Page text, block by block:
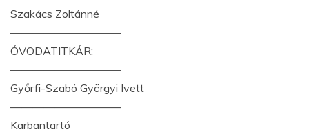
Szakács Zoltánné
——————————
ÓVODATITKÁR:
——————————
Győrfi-Szabó Györgyi Ivett
——————————
Karbantartó